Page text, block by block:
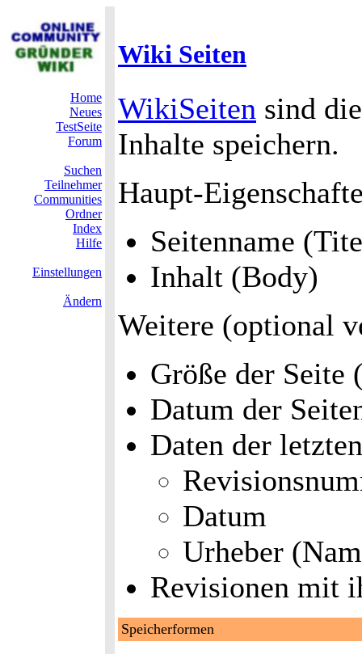
Wiki Seiten
Home
Neues
TestSeite
Forum
Suchen
Teilnehmer
Communities
Ordner
Index
Hilfe
Einstellungen
Ändern
WikiSeiten sind
Inhalte speichern.
Haupt-
Seitenname
Inhalt (Body)
Weitere (optional
Größe der Seite
Datum der
Daten der
Datum
Urheber
Revisionen mit
Speicherformen